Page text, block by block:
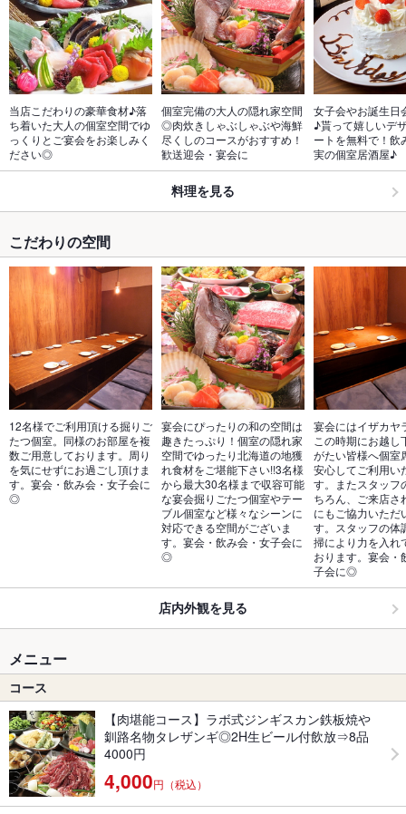
当店こだわりの豪華食材♪落
ち着いた大人の個室空間でゆ
っくりとご宴会をお楽しみく
ださい◎
個室完備の大人の隠れ家空間
◎肉炊きしゃぶしゃぶや海鮮
尽くしのコースがおすすめ！
歓送迎会・宴会に
女子会やお誕生日
♪貰って嬉しいデ
ートを無料で！飲
実の個室居酒屋♪
料理を見る
こだわりの空間
12名様でご利用頂ける掘りご
たつ個室。同様のお部屋を複
数ご用意しております。周り
を気にせずにお過ごし頂けま
す。宴会・飲み会・女子会に
◎
宴会にぴったりの和の空間は
趣きたっぷり！個室の隠れ家
空間でゆったり北海道の地獲
れ食材をご堪能下さい!!3名様
から最大30名様まで収容可能
な宴会掘りごたつ個室やテー
ブル個室など様々なシーンに
対応できる空間がございま
す。宴会・飲み会・女子会に
◎
宴会にはイザカヤ
この時期にお越し
がたい皆様へ個室
安心してご利用い
す。またスタッフ
ちろん、ご来店さ
にもご協力いただ
す。スタッフの体
掃により力を入れ
おります。宴会・
子会に◎
店内外観を見る
メニュー
コース
【肉堪能コース】ラボ式ジンギスカン鉄板焼や
釧路名物タレザンギ◎2H生ビール付飲放⇒8品
4000円
4,000円（税込）